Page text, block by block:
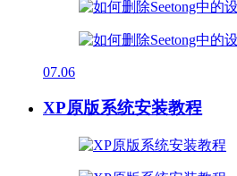
07.06
XP原版系统安装教程